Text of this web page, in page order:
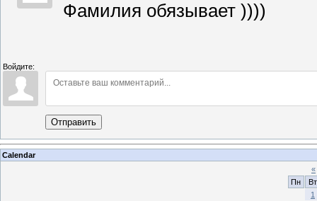
Фамилия обязывает ))))
Войдите:
Отправить
Calendar
«
Пн
Вт
1